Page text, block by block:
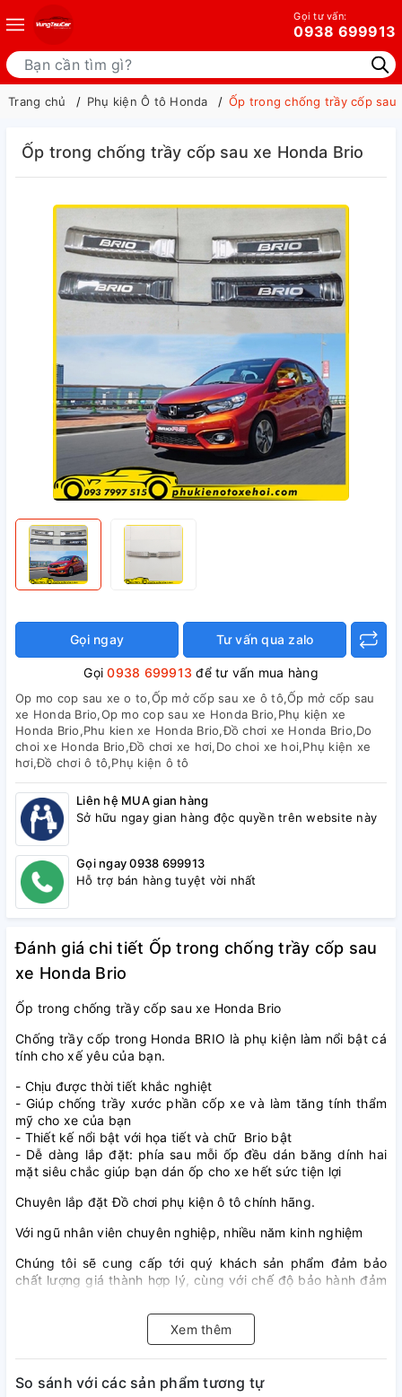
Gọi tư vấn:
0938 699913
Trang chủ Phụ kiện Ô tô Honda Ốp trong chống trầy cốp sau
Ốp trong chống trầy cốp sau xe Honda Brio
Gọi ngay Tư vấn qua zalo
Gọi0938 699913 để tư vấn mua hàng
Op mo cop sau xe o to,Ốp mở cốp sau xe ô tô,Ốp mở cốp sau
xe Honda Brio,Op mo cop sau xe Honda Brio,Phụ kiện xe
Honda Brio,Phu kien xe Honda Brio,Đồ chơi xe Honda Brio,Do
choi xe Honda Brio,Đồ chơi xe hơi,Do choi xe hoi,Phụ kiện xe
hơi,Đồ chơi ô tô,Phụ kiện ô tô
Liên hệ MUA gian hàng
Sở hữu ngay gian hàng độc quyền trên website này
Gọi ngay 0938 699913
Hỗ trợ bán hàng tuyệt vời nhất
Đánh giá chi tiết Ốp trong chống trầy cốp sau
xe Honda Brio
Ốp trong chống trầy cốp sau xe Honda Brio
Chống trầy cốp trong Honda BRIO là phụ kiện làm nổi bật cá
tính cho xế yêu của bạn.
- Chịu được thời tiết khắc nghiệt
- Giúp chống trầy xước phần cốp xe và làm tăng tính thẩm
mỹ cho xe của bạn
- Thiết kế nổi bật với họa tiết và chữ Brio bật
- Dễ dàng lắp đặt: phía sau mỗi ốp đều dán băng dính hai
mặt siêu chắc giúp bạn dán ốp cho xe hết sức tiện lợi
Chuyên lắp đặt Đồ chơi phụ kiện ô tô chính hãng.
Với ngũ nhân viên chuyên nghiệp, nhiều năm kinh nghiệm
Chúng tôi sẽ cung cấp tới quý khách sản phẩm đảm bảo
chất lượng giá thành hợp lý, cùng với chế độ bảo hành đảm
cấp đồ chơi xe hơi, phụ kiện ô tô , đồ ốp mạ trang trí, bảo vệ
Xem thêm
So sánh với các sản phẩm tương tự